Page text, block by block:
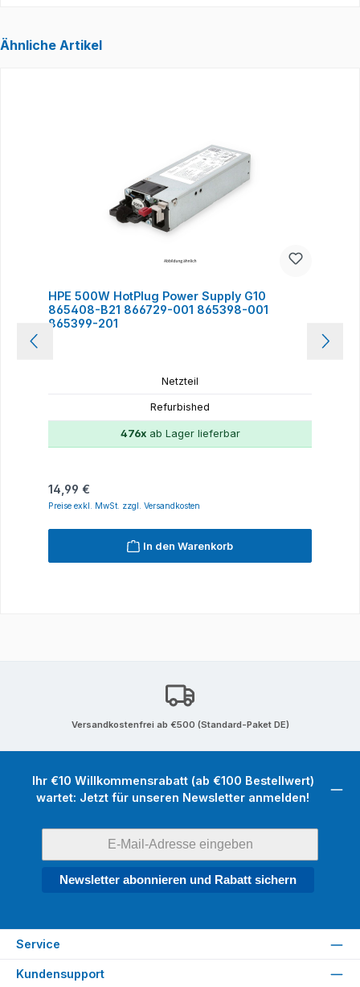
Ähnliche Artikel
HPE 500W HotPlug Power Supply G10
865408-B21 866729-001 865398-001
865399-201
Netzteil
Refurbished
476xab Lager lieferbar
Regulärer Preis:
14,99 €
Preise exkl. MwSt. zzgl. Versandkosten
In den Warenkorb
Versandkostenfrei ab €500 (Standard-Paket DE)
Ihr €10 Willkommensrabatt (ab €100 Bestellwert)
wartet: Jetzt für unseren Newsletter anmelden!
Newsletter abonnieren und Rabatt sichern
Service
Kundensupport